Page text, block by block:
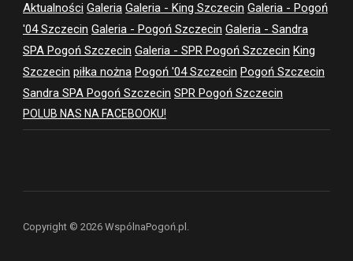
Aktualności Galeria Galeria - King Szczecin Galeria - Pogoń
'04 Szczecin Galeria - Pogoń Szczecin Galeria - Sandra
SPA Pogoń Szczecin Galeria - SPR Pogoń Szczecin King
Szczecin piłka nożna Pogoń '04 Szczecin Pogoń Szczecin
Sandra SPA Pogoń Szczecin SPR Pogoń Szczecin
POLUB NAS NA FACEBOOKU!
Copyright © 2026 WspólnaPogoń.pl.